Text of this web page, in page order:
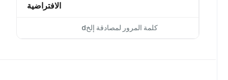
الافتراضية
كلمة المرور لمصادقة إلخd